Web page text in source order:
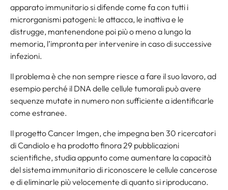
apparato immunitario si difende come fa con tutti i
microrganismi patogeni: le attacca, le inattiva e le
distrugge, mantenendone poi più o meno a lungo la
memoria, l’impronta per intervenire in caso di successive
infezioni.
Il problema è che non sempre riesce a fare il suo lavoro, ad
esempio perché il DNA delle cellule tumorali può avere
sequenze mutate in numero non sufficiente a identificarle
come estranee.
Il progetto Cancer Imgen, che impegna ben 30 ricercatori
di Candiolo e ha prodotto finora 29 pubblicazioni
scientifiche, studia appunto come aumentare la capacità
del sistema immunitario di riconoscere le cellule cancerose
e di eliminarle più velocemente di quanto si riproducano.